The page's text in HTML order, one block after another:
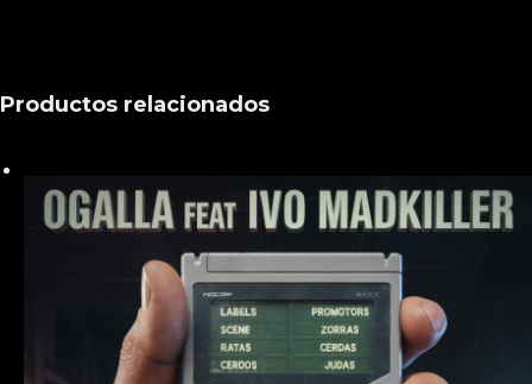
Productos relacionados